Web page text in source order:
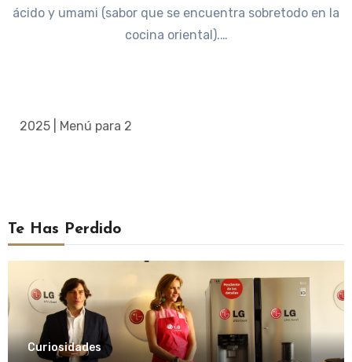
ácido y umami (sabor que se encuentra sobretodo en la
cocina oriental).…
2025 | Menú para 2
Te Has Perdido
Curiosidades